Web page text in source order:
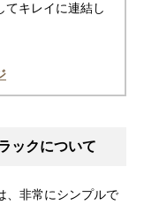
てキレイに連結し
ックについて
、非常にシンプルで